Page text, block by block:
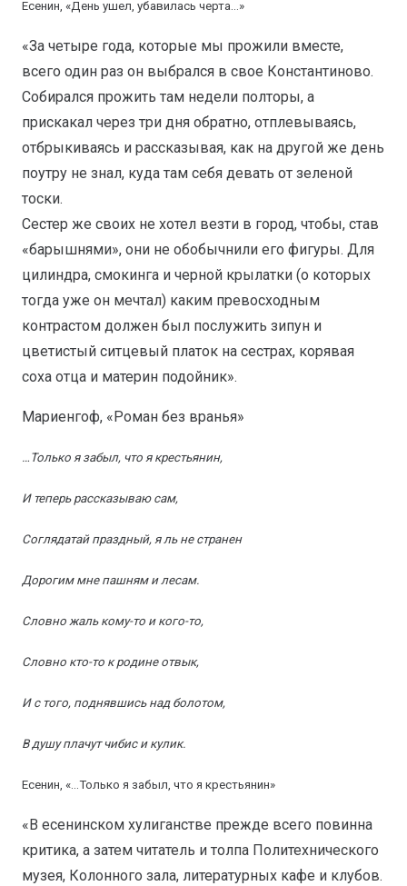
Есенин, «День ушел, убавилась черта…»
«За четыре года, которые мы прожили вместе,
всего один раз он выбрался в свое Константиново.
Собирался прожить там недели полторы, а
прискакал через три дня обратно, отплевываясь,
отбрыкиваясь и рассказывая, как на другой же день
поутру не знал, куда там себя девать от зеленой
тоски.
Сестер же своих не хотел везти в город, чтобы, став
«барышнями», они не обобычнили его фигуры. Для
цилиндра, смокинга и черной крылатки (о которых
тогда уже он мечтал) каким превосходным
контрастом должен был послужить зипун и
цветистый ситцевый платок на сестрах, корявая
соха отца и материн подойник».
Мариенгоф, «Роман без вранья»
…Только я забыл, что я крестьянин,
И теперь рассказываю сам,
Соглядатай праздный, я ль не странен
Дорогим мне пашням и лесам.
Словно жаль кому-то и кого-то,
Словно кто-то к родине отвык,
И с того, поднявшись над болотом,
В душу плачут чибис и кулик.
Есенин, «…Только я забыл, что я крестьянин»
«В есенинском хулиганстве прежде всего повинна
критика, а затем читатель и толпа Политехнического
музея, Колонного зала, литературных кафе и клубов.